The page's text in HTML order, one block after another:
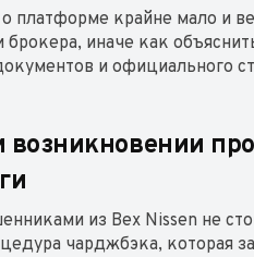
платформе крайне мало и
иначе как
и официального
из Bex Nissen не
чарджбэка, которая